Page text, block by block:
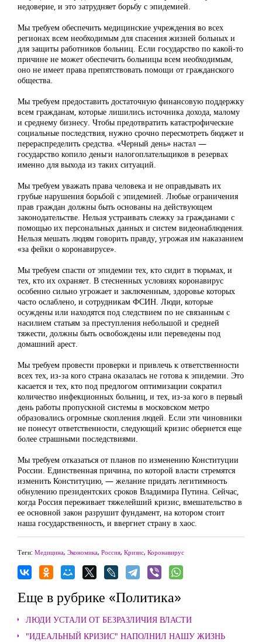
недоверие, и это затрудняет борьбу с эпидемией.
Мы требуем обеспечить медицинские учреждения во всех
регионах всем необходимым для спасения жизней больных и
для защиты работников больниц. Если государство по какой-то
причине не может обеспечить больницы всем необходимым,
оно не имеет права препятствовать помощи от гражданского
общества.
Мы требуем предоставить достаточную финансовую поддержку
всем гражданам, которые лишились источника дохода, малому
и среднему бизнесу. Чтобы предотвратить катастрофические
социальные последствия, нужно срочно пересмотреть бюджет и
перераспределить средства. «Черный день» настал —
государство копило деньги налогоплательщиков в резервах
именно для выхода из таких ситуаций.
Мы требуем уважать права человека и не оправдывать их
грубые нарушения борьбой с эпидемией. Любые ограничения
прав граждан должны быть основаны на действующем
законодательстве. Нельзя устраивать слежку за гражданами с
помощью их персональных данных и систем видеонаблюдения.
Нельзя мешать людям говорить правду, угрожая им наказанием
«за фейки о коронавирусе».
Мы требуем спасти от эпидемии тех, кто сидит в тюрьмах, и
тех, кто их охраняет. В стесненных условиях коронавирус
особенно сильно угрожает и заключенным, здоровье которых
часто ослаблено, и сотрудникам ФСИН. Люди, которые
осуждены или находятся под следствием по не связанным с
насилием статьям за преступления небольшой и средней
тяжести, должны быть освобождены или переведены под
домашний арест.
Мы требуем провести проверки и привлечь к ответственности
всех тех, из-за кого страна оказалась не готова к эпидемии. Это
касается и тех, кто под предлогом оптимизации сократил
количество инфекционных больниц, и тех, из-за кого в первый
день работы пропускной системы в московском метро
образовались огромные скопления людей. Если эти чиновники
не понесут ответственности, следующий кризис обернется еще
более страшными последствиями.
Мы требуем отказаться от планов по изменению Конституции
России. Единственная причина, по которой власти стремятся
изменить Конституцию, — желание придать легитимность
обнулению президентских сроков Владимира Путина. Сейчас,
когда Россия переживает тяжелейший кризис, вмешательство в
ее основной закон разрушит фундамент, на котором стоит
наша государственность, и ввергнет страну в хаос.
Теги: Медицина, Экономика, Россия, Кризис, Коронавирус
Еще в рубрике «Политика»
ЛЮДИ УСТАЛИ ОТ БЕЗРАЗЛИЧИЯ ВЛАСТИ
"ИДЕАЛЬНЫЙ КРИЗИС" НАПОЛНИЛ НАШУ ЖИЗНЬ